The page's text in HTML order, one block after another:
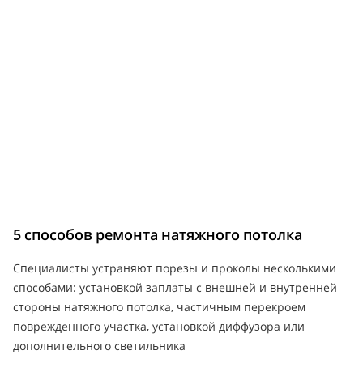
5 способов ремонта натяжного потолка
Специалисты устраняют порезы и проколы несколькими
способами: установкой заплаты с внешней и внутренней
стороны натяжного потолка, частичным перекроем
поврежденного участка, установкой диффузора или
дополнительного светильника